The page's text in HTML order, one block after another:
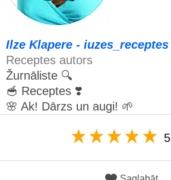
Ilze Klapere - iuzes_receptes
Receptes autors
Žurnāliste 🔍
🥣 Receptes ❣️
🌸 Ak! Dārzs un augi! 🌱
5